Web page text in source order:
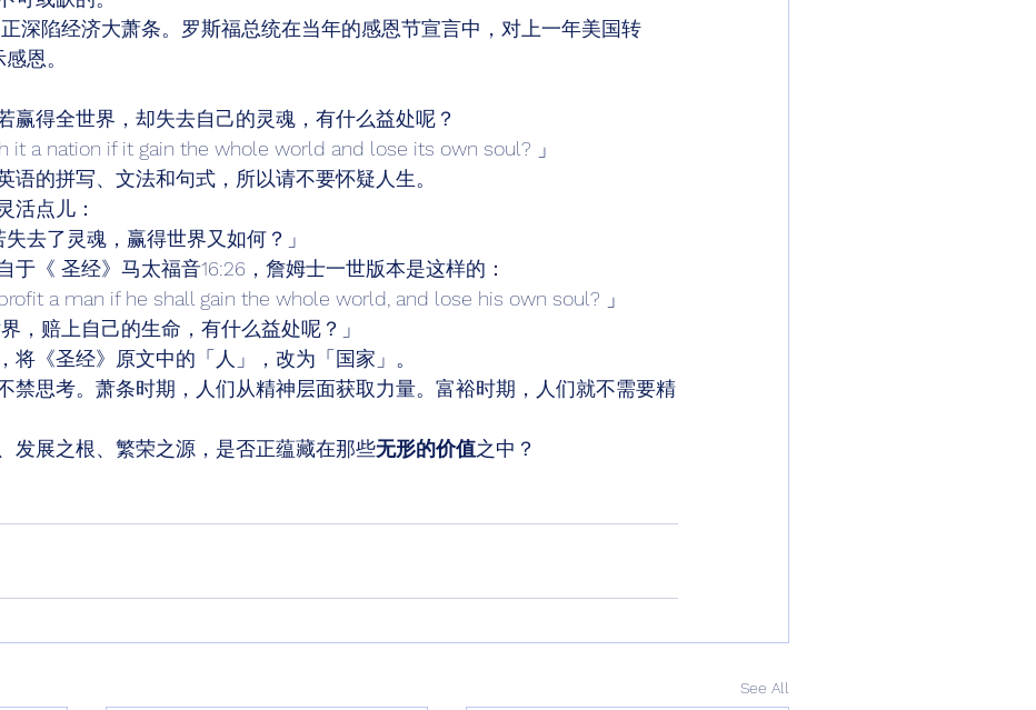
深陷经济大萧条。罗斯福总统在当年的感恩节宣言中，对上一年美国转
感恩。
赢得全世界，却失去自己的灵魂，有什么益处呢？
it a nation if it gain the whole world and lose its own soul? 」
语的拼写、文法和句式，所以请不要怀疑人生。
活点儿：
失去了灵魂，赢得世界又如何？」
于《 圣经》马太福音16:26，詹姆士一世版本是这样的：
a man if he shall gain the whole world, and lose his own soul? 」
界，赔上自己的生命，有什么益处呢？」
将《圣经》原文中的「人」，改为「国家」。
禁思考。萧条时期，人们从精神层面获取力量。富裕时期，人们就不需要精
发展之根、繁荣之源，是否正蕴藏在那些无形的价值之中？
See All